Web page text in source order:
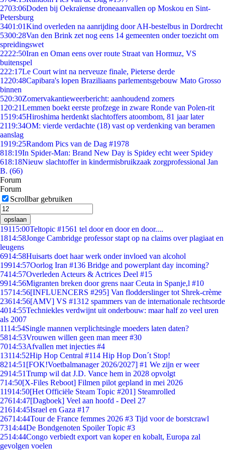
2703:06Doden bij Oekraïense droneaanvallen op Moskou en Sint-
Petersburg
3401:01Kind overleden na aanrijding door AH-bestelbus in Dordrecht
5300:28Van den Brink zet nog eens 14 gemeenten onder toezicht om
spreidingswet
2222:50Iran en Oman eens over route Straat van Hormuz, VS
buitenspel
222:17Le Court wint na nerveuze finale, Pieterse derde
1220:48Capibara's lopen Braziliaans parlementsgebouw Mato Grosso
binnen
520:30Zomervakantieweerbericht: aanhoudend zomers
1 20:21Lemmen boekt eerste profzege in zware Ronde van Polen-rit
1519:45Hiroshima herdenkt slachtoffers atoombom, 81 jaar later
2119:34OM: vierde verdachte (18) vast op verdenking van beramen
aanslag
1919:25Random Pics van de Dag #1978
818:19In Spider-Man: Brand New Day is Spidey echt weer Spidey
618:18Nieuw slachtoffer in kindermisbruikzaak zorgprofessional Jan
B. (66)
Forum
Forum
Scrollbar gebruiken
opslaan
19115:00Teltopic #1561 tel door en door en door....
1814:58Jonge Cambridge professor stapt op na claims over plagiaat en
leugens
6914:58Huisarts doet haar werk onder invloed van alcohol
19914:57Oorlog Iran #136 Bridge and powerplant day incoming?
7414:57Overleden Acteurs & Actrices Deel #15
9914:56Migranten breken door grens naar Ceuta in Spanje,l #10
15714:56[INFLUENCERS #295] Van flodderslinger tot Shrek-crème
23614:56[AMV] VS #1312 spammers van de internationale rechtsorde
4014:55Techniekles verdwijnt uit onderbouw: maar half zo veel uren
als 2007
1114:54Single mannen verplichtsingle moeders laten daten?
5814:53Vrouwen willen geen man meer #30
7014:53Afvallen met injecties #4
13114:52Hip Hop Central #114 Hip Hop Don´t Stop!
8214:51 [FOK!Voetbalmanager 2026/2027] #1 We zijn er weer
2914:51Trump wil dat J.D. Vance hem in 2028 opvolgt
714:50[X-Files Reboot] Filmen pilot gepland in mei 2026
11914:50[Het Officiële Steam Topic #201] Steamrolled
27614:47[Dagboek] Veel aan hoofd - Deel 27
21614:45Israel en Gaza #17
26714:44Tour de France femmes 2026 #3 Tijd voor de borstcrawl
7314:44De Bondgenoten Spoiler Topic #3
2514:44Congo verbiedt export van koper en kobalt, Europa zal
gevolgen voelen